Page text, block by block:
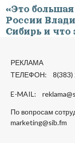
«Это
России
Сибирь и что
РЕКЛАМА
ТЕЛЕФОН: 8(383)
E-MAIL:
По вопросам
marketing@sib.fm